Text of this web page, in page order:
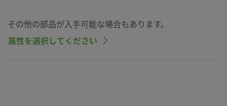
その他の部品が入手可能な場合もあります。
属性を選択してください